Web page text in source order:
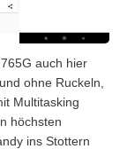
auch hier
ohne Ruckeln,
Multitasking
höchsten
ins Stottern